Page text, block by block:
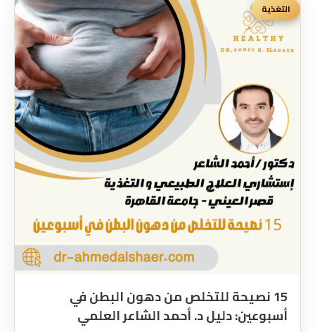
التغذية
15 نصيحة للتخلص من دهون البطن في
أسبوعين: دليل د. أحمد الشاعر العلمي